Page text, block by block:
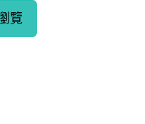
覽